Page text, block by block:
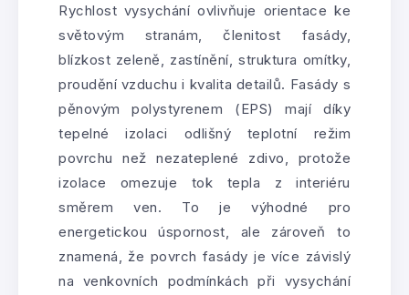
Rychlost vysychání ovlivňuje orientace ke
světovým stranám, členitost fasády,
blízkost zeleně, zastínění, struktura omítky,
proudění vzduchu i kvalita detailů. Fasády s
pěnovým polystyrenem (EPS) mají díky
tepelné izolaci odlišný teplotní režim
povrchu než nezateplené zdivo, protože
izolace omezuje tok tepla z interiéru
směrem ven. To je výhodné pro
energetickou úspornost, ale zároveň to
znamená, že povrch fasády je více závislý
na venkovních podmínkách při vysychání